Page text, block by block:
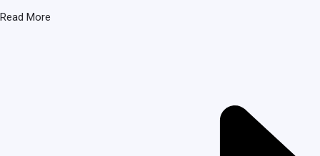
Read More